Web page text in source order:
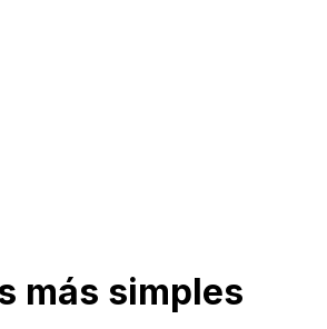
más simples